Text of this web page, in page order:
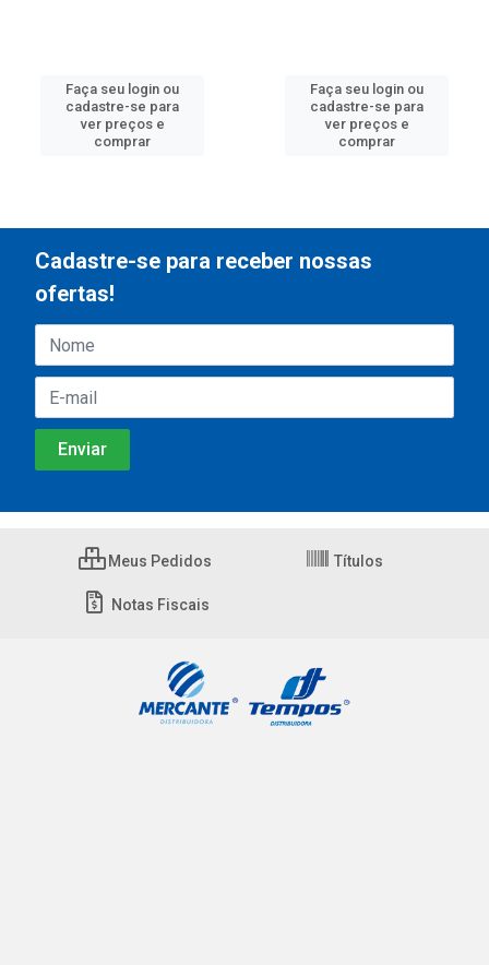
Faça seu login ou
cadastre-se para
ver preços e
comprar
Faça seu login ou
cadastre-se para
ver preços e
comprar
Cadastre-se para receber nossas
ofertas!
Meus Pedidos Títulos
Notas Fiscais